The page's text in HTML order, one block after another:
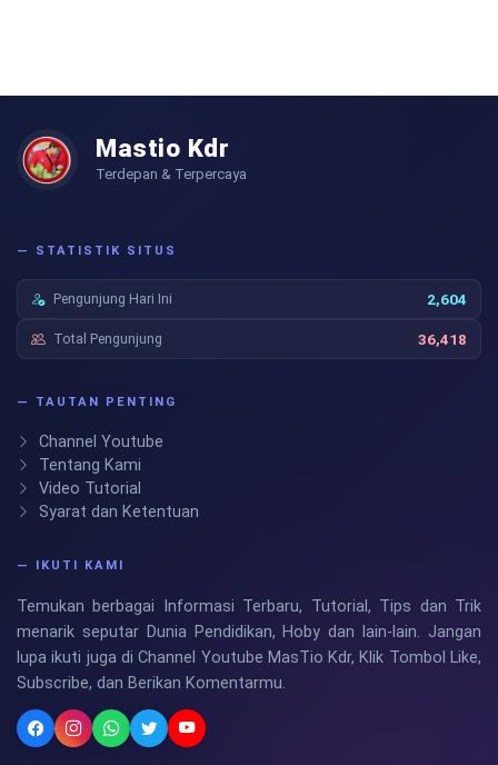
Mastio Kdr
Terdepan & Terpercaya
— STATISTIK SITUS
Pengunjung Hari Ini 2,604
Total Pengunjung 36,418
— TAUTAN PENTING
Channel Youtube
Tentang Kami
Video Tutorial
Syarat dan Ketentuan
— IKUTI KAMI
Temukan berbagai Informasi Terbaru, Tutorial, Tips dan Trik
menarik seputar Dunia Pendidikan, Hoby dan lain-lain. Jangan
lupa ikuti juga di Channel Youtube MasTio Kdr, Klik Tombol Like,
Subscribe, dan Berikan Komentarmu.